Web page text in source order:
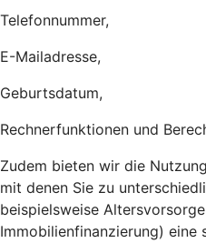
Telefonnummer,
E-Mailadresse,
Geburtsdatum,
Rechnerfunktionen und
Zudem bieten wir die
mit denen Sie zu
beispielsweise
Immobilienfinanzierung) eine